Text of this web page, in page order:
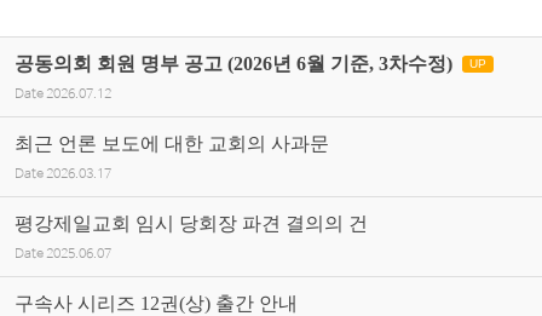
공동의회 회원 명부 공고 (2026년 6월 기준, 3차수정) UP
Date 2026.07.12
최근 언론 보도에 대한 교회의 사과문
Date 2026.03.17
평강제일교회 임시 당회장 파견 결의의 건
Date 2025.06.07
구속사 시리즈 12권(상) 출간 안내